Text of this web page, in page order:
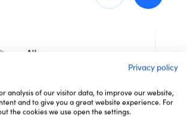
Allan
og mode
Privacy policy
analysis of our visitor data, to improve our website,
and to give you a great website experience. For
the cookies we use open the settings.